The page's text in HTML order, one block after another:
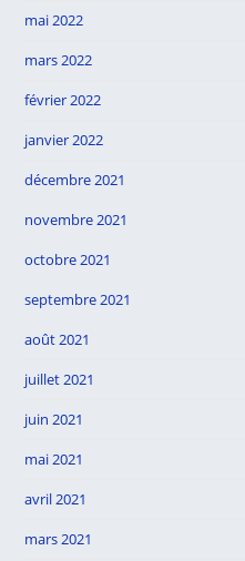
mai 2022
mars 2022
février 2022
janvier 2022
décembre 2021
novembre 2021
octobre 2021
septembre 2021
août 2021
juillet 2021
juin 2021
mai 2021
avril 2021
mars 2021